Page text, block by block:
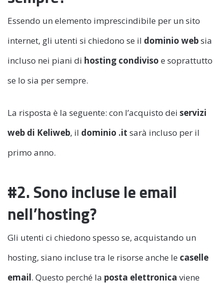
Essendo un elemento imprescindibile per un sito
internet, gli utenti si chiedono se il dominio websia
incluso nei piani di hosting condiviso e soprattutto
se lo sia per sempre.
La risposta è la seguente: con l’acquisto dei servizi
web di Keliweb, il dominio .it sarà incluso per il
primo anno.
#2. Sono incluse le email
nell’hosting?
Gli utenti ci chiedono spesso se, acquistando un
hosting, siano incluse tra le risorse anche le caselle
email. Questo perché la posta elettronica viene